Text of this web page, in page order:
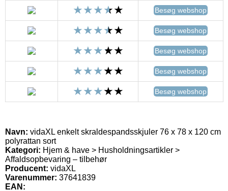
Besøg webshop
Besøg webshop
Besøg webshop
Besøg webshop
Besøg webshop
Navn: vidaXL enkelt skraldespandsskjuler 76 x 78 x 120 cm
polyrattan sort
Kategori: Hjem & have > Husholdningsartikler >
Affaldsopbevaring – tilbehør
Producent: vidaXL
Varenummer: 37641839
EAN: